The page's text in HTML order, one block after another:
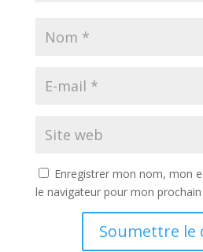
Enregistrer mon nom, mon
le navigateur pour mon
Soumettre le